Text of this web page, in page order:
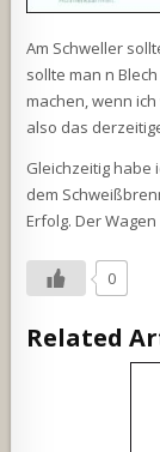
Am Schweller
sollte man n
machen, wenn
also das
Gleichzeitig habe
dem
Erfolg. Der
0
Related